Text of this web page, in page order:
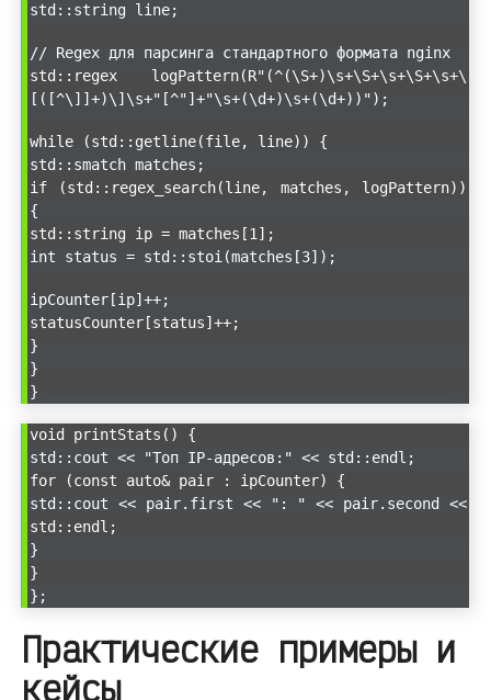
std::string line;
// Regex для парсинга стандартного формата nginx
std::regex logPattern(R"(^(\S+)\s+\S+\s+\S+\s+\
[([^\]]+)\]\s+"[^"]+"\s+(\d+)\s+(\d+))");
while (std::getline(file, line)) {
std::smatch matches;
if (std::regex_search(line, matches, logPattern))
{
std::string ip = matches[1];
int status = std::stoi(matches[3]);
ipCounter[ip]++;
statusCounter[status]++;
}
}
}
void printStats() {
std::cout << "Топ IP-адресов:" << std::endl;
for (const auto& pair : ipCounter) {
std::cout << pair.first << ": " << pair.second <<
std::endl;
}
}
};
Практические примеры и
кейсы